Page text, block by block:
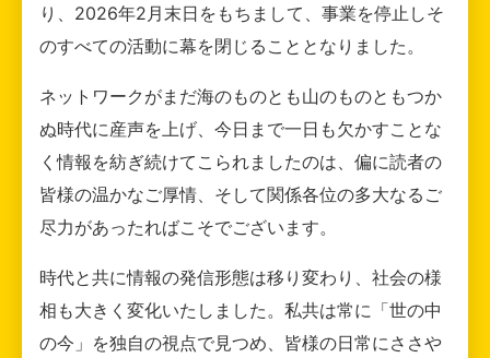
り、2026年2月末日をもちまして、事業を停止しそ
のすべての活動に幕を閉じることとなりました。
ネットワークがまだ海のものとも山のものともつか
ぬ時代に産声を上げ、今日まで一日も欠かすことな
く情報を紡ぎ続けてこられましたのは、偏に読者の
皆様の温かなご厚情、そして関係各位の多大なるご
尽力があったればこそでございます。
時代と共に情報の発信形態は移り変わり、社会の様
相も大きく変化いたしました。私共は常に「世の中
の今」を独自の視点で見つめ、皆様の日常にささや